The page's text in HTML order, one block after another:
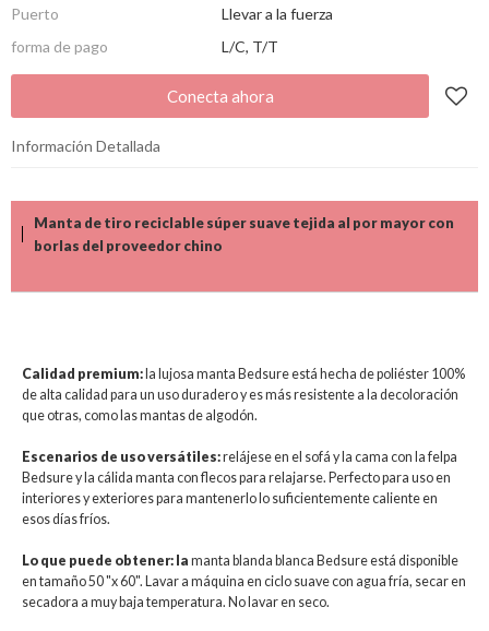
Puerto
Llevar a la fuerza
forma de pago
L/C, T/T
Conecta ahora
Información Detallada
Manta de tiro reciclable súper suave tejida al por mayor con
borlas del proveedor chino
Calidad premium:la lujosa manta Bedsure está hecha de poliéster 100%
de alta calidad para un uso duradero y es más resistente a la decoloración
que otras, como las mantas de algodón.
Escenarios de uso versátiles:relájese en el sofá y la cama con la felpa
Bedsure y la cálida manta con flecos para relajarse. Perfecto para uso en
interiores y exteriores para mantenerlo lo suficientemente caliente en
esos días fríos.
Lo que puede obtener: la manta blanda blanca Bedsure está disponible
en tamaño 50 "x 60". Lavar a máquina en ciclo suave con agua fría, secar en
secadora a muy baja temperatura. No lavar en seco.